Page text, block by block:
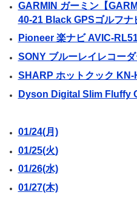
GARMIN ガーミン【
40-21 Black GPSゴルフナ
Pioneer 楽ナビ AVIC-
SONY ブルーレイレコー
SHARP ホットクック KN-
Dyson Digital Slim Fluffy
01/24(月)
01/25(火)
01/26(水)
01/27(木)